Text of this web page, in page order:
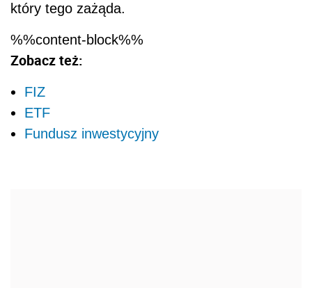
który tego zażąda.
%%content-block%%
Zobacz też:
FIZ
ETF
Fundusz inwestycyjny